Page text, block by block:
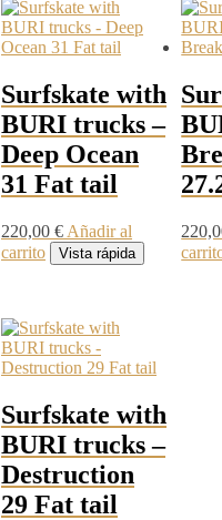
Surfskate with
BURI trucks –
Deep Ocean
31 Fat tail
220,00 € Añadir al
carrito
Vista rápida
Surfskate with
BURI trucks –
Destruction
29 Fat tail